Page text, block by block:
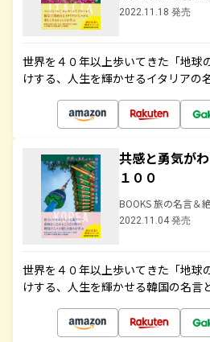
2022.11.18 発売
世界を４０年以上歩いてきた「地球
けする、人生を輝かせるイタリアの
共感と勇気が
１００
BOOKS 旅の名言＆
2022.11.04 発売
世界を４０年以上歩いてきた「地球
けする、人生を輝かせる韓国の名言